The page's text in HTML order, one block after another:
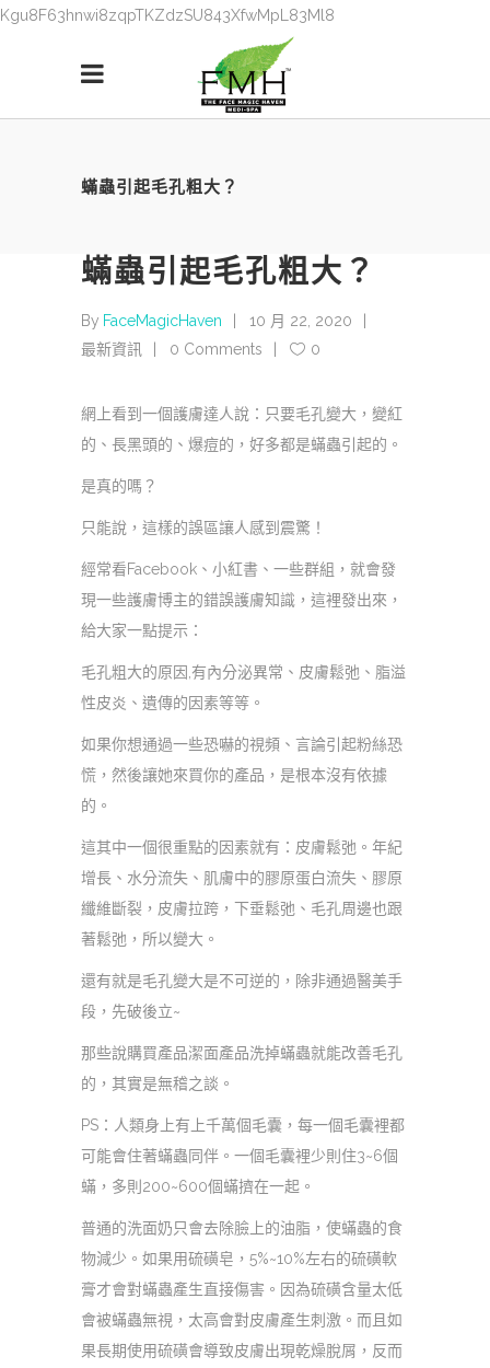
Kgu8F63hnwi8zqpTKZdzSU843XfwMpL83Ml8
蟎蟲引起毛孔粗大？
蟎蟲引起毛孔粗大？
By FaceMagicHaven
10 月 22, 2020
最新資訊
0 Comments 0
網上看到一個護膚達人說：只要毛孔變大，變紅
的、長黑頭的、爆痘的，好多都是蟎蟲引起的。
是真的嗎？
只能說，這樣的誤區讓人感到震驚！
經常看Facebook、小紅書、一些群組，就會發
現一些護膚博主的錯誤護膚知識，這裡發出來，
給大家一點提示：
毛孔粗大的原因,有內分泌異常、皮膚鬆弛、脂溢
性皮炎、遺傳的因素等等。
如果你想通過一些恐嚇的視頻、言論引起粉絲恐
慌，然後讓她來買你的產品，是根本沒有依據
的。
這其中一個很重點的因素就有：皮膚鬆弛。年紀
增長、水分流失、肌膚中的膠原蛋白流失、膠原
纖維斷裂，皮膚拉跨，下垂鬆弛、毛孔周邊也跟
著鬆弛，所以變大。
還有就是毛孔變大是不可逆的，除非通過醫美手
段，先破後立~
那些說購買產品潔面產品洗掉蟎蟲就能改善毛孔
的，其實是無稽之談。
PS：人類身上有上千萬個毛囊，每一個毛囊裡都
可能會住著蟎蟲同伴。一個毛囊裡少則住3~6個
蟎，多則200~600個蟎擠在一起。
普通的洗面奶只會去除臉上的油脂，使蟎蟲的食
物減少。如果用硫磺皂，5%~10%左右的硫磺軟
膏才會對蟎蟲產生直接傷害。因為硫磺含量太低
會被蟎蟲無視，太高會對皮膚產生刺激。而且如
果長期使用硫磺會導致皮膚出現乾燥脫屑，反而